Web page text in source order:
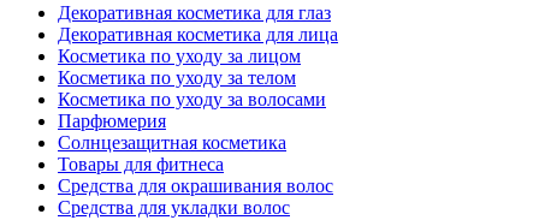
Декоративная косметика для глаз
Декоративная косметика для лица
Косметика по уходу за лицом
Косметика по уходу за телом
Косметика по уходу за волосами
Парфюмерия
Солнцезащитная косметика
Товары для фитнеса
Средства для окрашивания волос
Средства для укладки волос